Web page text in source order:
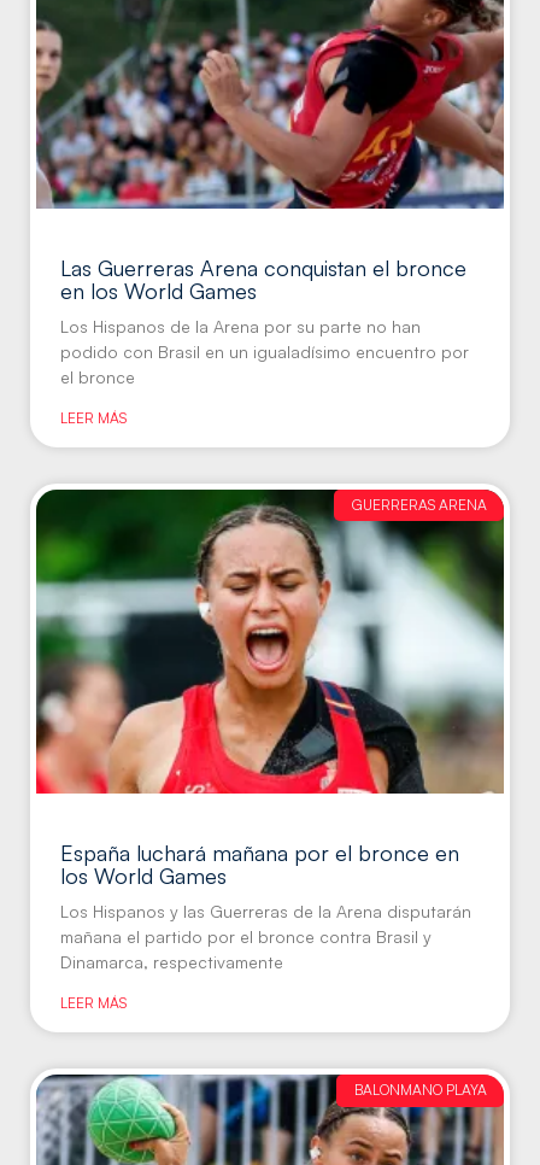
Las Guerreras Arena conquistan el bronce
en los World Games
Los Hispanos de la Arena por su parte no han
podido con Brasil en un igualadísimo encuentro por
el bronce
LEER MÁS
GUERRERAS ARENA
España luchará mañana por el bronce en
los World Games
Los Hispanos y las Guerreras de la Arena disputarán
mañana el partido por el bronce contra Brasil y
Dinamarca, respectivamente
LEER MÁS
BALONMANO PLAYA